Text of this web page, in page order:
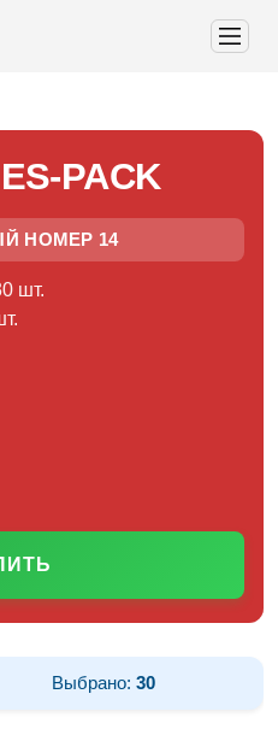
PACK
НОМЕР 14
шт.
Выбрано:30